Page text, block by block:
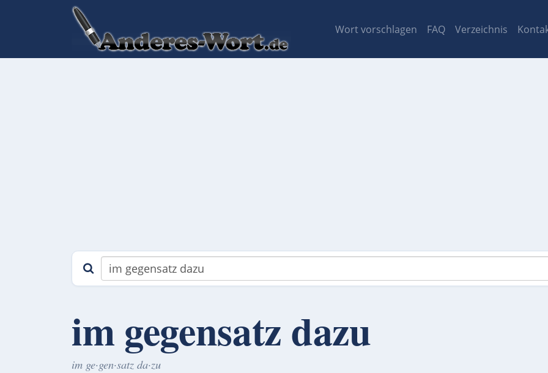
Wort vorschlagen FAQ Verzeichnis
im gegensatz dazu
im ge·gen·satz da·zu